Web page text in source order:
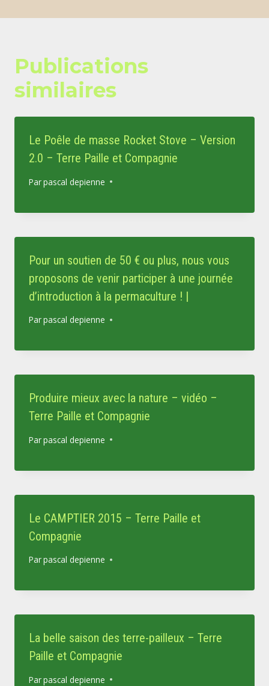
Publications
similaires
Le Poêle de masse Rocket Stove – Version
2.0 – Terre Paille et Compagnie
Parpascal depienne
Pour un soutien de 50 € ou plus, nous vous
proposons de venir participer à une journée
d’introduction à la permaculture ! |
Parpascal depienne
Produire mieux avec la nature – vidéo –
Terre Paille et Compagnie
Parpascal depienne
Le CAMPTIER 2015 – Terre Paille et
Compagnie
Parpascal depienne
La belle saison des terre-pailleux – Terre
Paille et Compagnie
Parpascal depienne